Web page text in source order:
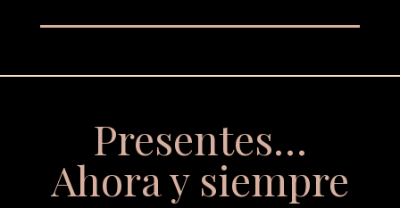
Presentes…
Ahora y siempre